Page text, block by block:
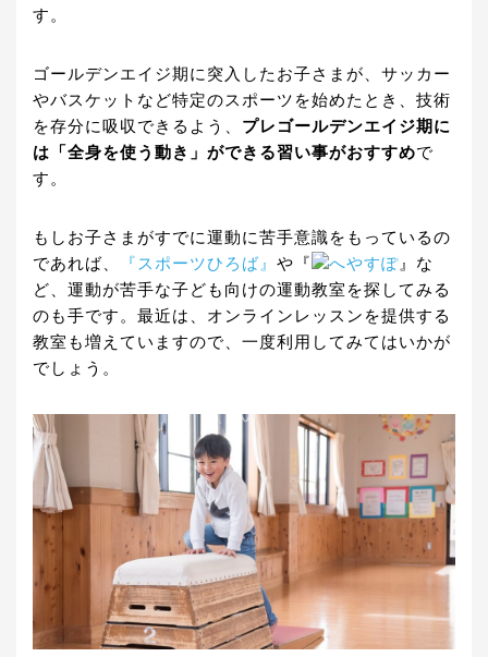
す。
ゴールデンエイジ期に突入したお子さまが、サッカー
やバスケットなど特定のスポーツを始めたとき、技術
を存分に吸収できるよう、 プレゴールデンエイジ期に
は「全身を使う動き」ができる習い事がおすすめで
す。
もしお子さまがすでに運動に苦手意識をもっているの
であれば、
『スポーツひろば』 や『 へやすぽ 』な
ど、運動が苦手な子ども向けの運動教室を探してみる
のも手です。最近は、オンラインレッスンを提供する
教室も増えていますので、一度利用してみてはいかが
でしょう。